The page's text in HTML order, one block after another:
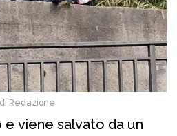
di Redazione
e viene salvato da un